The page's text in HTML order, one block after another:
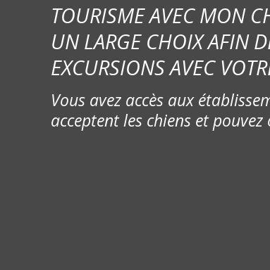
TOURISME AVEC MON
UN LARGE CHOIX AFIN
EXCURSIONS AVEC
Vous avez accès aux
acceptent les chiens et